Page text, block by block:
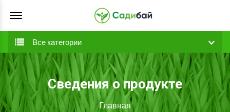
Offcanvas Menu Open
Все категории
Сведения о продукте
Главная